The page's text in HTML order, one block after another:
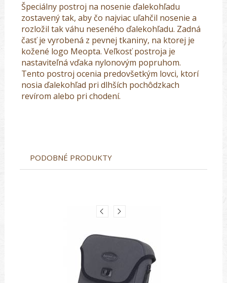
Špeciálny postroj na nosenie ďalekohľadu
zostavený tak, aby čo najviac uľahčil nosenie a
rozložil tak váhu neseného ďalekohľadu. Zadná
časť je vyrobená z pevnej tkaniny, na ktorej je
kožené logo Meopta. Veľkosť postroja je
nastaviteľná vďaka nylonovým popruhom.
Tento postroj ocenia predovšetkým lovci, ktorí
nosia ďalekohľad pri dlhších pochôdzkach
revírom alebo pri chodení.
PODOBNÉ PRODUKTY